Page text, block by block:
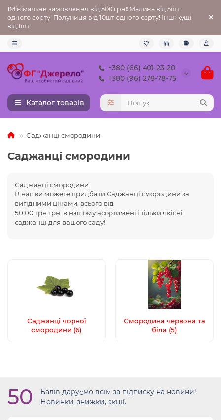
❗Мінімальне замовлення від 500 грн❗ Малина від 5шт
одного сорту! Полуниця від 10шт одного сорту! Інші кущі
від 1шт
+380 (66) 401-23-20
+380 (96) 278-78-75
Каталог товарів
Саджанці смородини
Саджанці смородини
Саджанці смородини
В нас ви можете придбати Саджанці смородини за
вигідними цінами, всього від
50.00 грн грн, в нашому асортименті тільки якісні
саджанці для вашого саду!
Саджанці чорної
смородини (6)
Смородина червона та
біла (5)
50
Балів даруємо всім за підписку на новини!
Новинки, знижки, акції.